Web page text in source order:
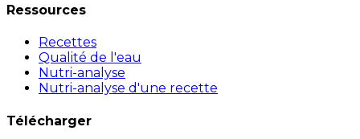
Ressources
Recettes
Qualité de l'eau
Nutri-analyse
Nutri-analyse d'une recette
Télécharger